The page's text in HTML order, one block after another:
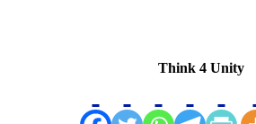
Think 4 Unity